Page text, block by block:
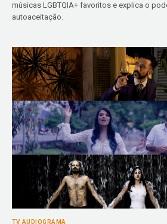
músicas LGBTQIA+ favoritos e explica o
autoaceitação.
TV AUDIOGRAMA